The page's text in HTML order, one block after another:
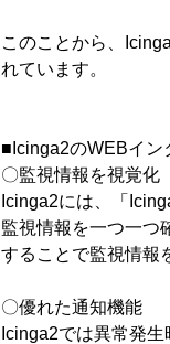
このことから、
れています。
■Icinga2のWEBイン
〇監視情報を視覚化
Icinga2には、「
監視情報を一つ一つ
することで監視情報
〇優れた通知機能
Icinga2では異常発